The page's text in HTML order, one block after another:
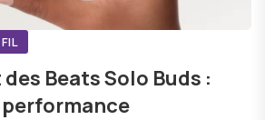
Beats Solo Buds :